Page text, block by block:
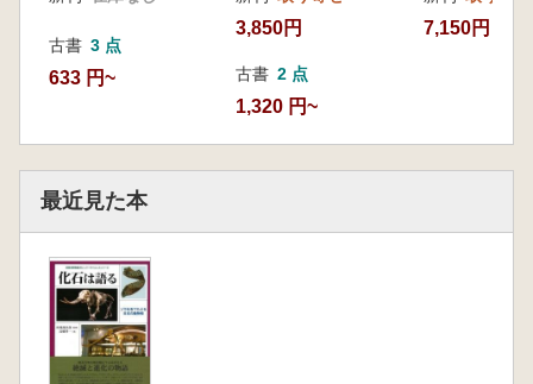
古書 3 点
633 円~
3,850円
古書 2 点
1,320 円~
7,150円
最近見た本